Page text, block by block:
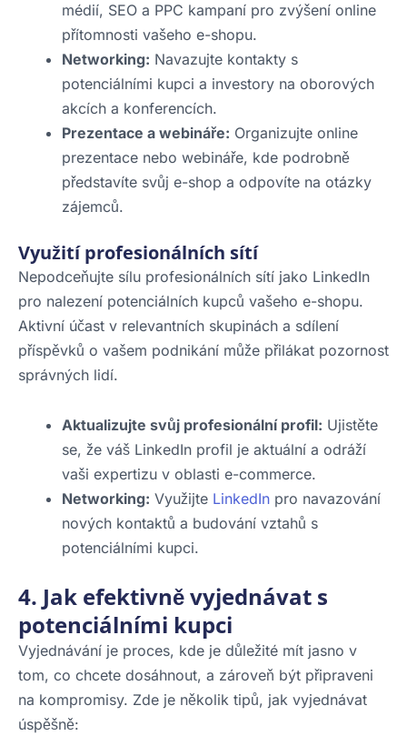
médií, SEO a PPC kampaní pro zvýšení online
přítomnosti vašeho e-shopu.
Networking: Navazujte kontakty s
potenciálními kupci a investory na oborových
akcích a konferencích.
Prezentace a webináře: Organizujte online
prezentace nebo webináře, kde podrobně
představíte svůj e-shop a odpovíte na otázky
zájemců.
Využití profesionálních sítí
Nepodceňujte sílu profesionálních sítí jako LinkedIn
pro nalezení potenciálních kupců vašeho e-shopu.
Aktivní účast v relevantních skupinách a sdílení
příspěvků o vašem podnikání může přilákat pozornost
správných lidí.
Aktualizujte svůj profesionální profil: Ujistěte
se, že váš LinkedIn profil je aktuální a odráží
vaši expertizu v oblasti e-commerce.
Networking: Využijte LinkedIn pro navazování
nových kontaktů a budování vztahů s
potenciálními kupci.
4. Jak efektivně vyjednávat s
potenciálními kupci
Vyjednávání je proces, kde je důležité mít jasno v
tom, co chcete dosáhnout, a zároveň být připraveni
na kompromisy. Zde je několik tipů, jak vyjednávat
úspěšně: